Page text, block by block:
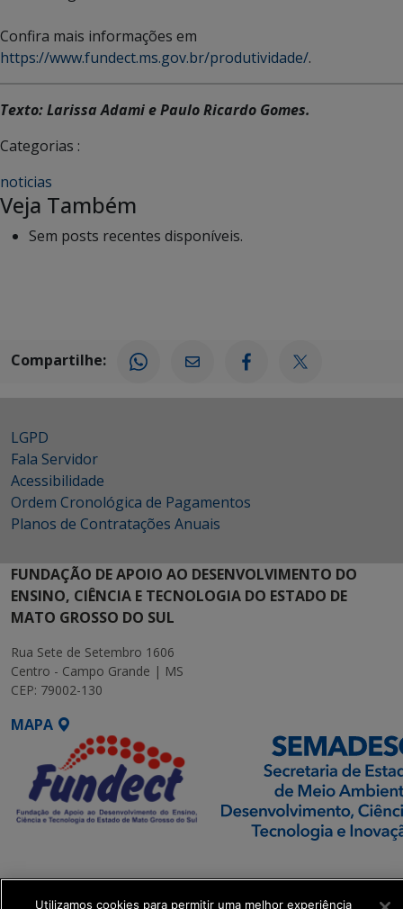
Confira mais informações em
https://www.fundect.ms.gov.br/produtividade/.
Texto: Larissa Adami e Paulo Ricardo Gomes.
Categorias :
noticias
Veja Também
Sem posts recentes disponíveis.
Compartilhe:
LGPD
Fala Servidor
Acessibilidade
Ordem Cronológica de Pagamentos
Planos de Contratações Anuais
FUNDAÇÃO DE APOIO AO DESENVOLVIMENTO DO
ENSINO, CIÊNCIA E TECNOLOGIA DO ESTADO DE
MATO GROSSO DO SUL
Rua Sete de Setembro 1606
Centro - Campo Grande | MS
CEP: 79002-130
MAPA
Executiva de
Utilizamos cookies para permitir uma melhor experiência